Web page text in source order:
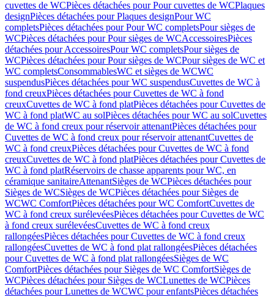
cuvettes de WCPièces détachées pour Pour cuvettes de WCPlaques
designPièces détachées pour Plaques designPour WC
completsPièces détachées pour Pour WC completsPour sièges de
WCPièces détachées pour Pour sièges de WCAccessoiresPièces
détachées pour AccessoiresPour WC completsPour sièges de
WCPièces détachées pour Pour sièges de WCPour sièges de WC et
WC completsConsommablesWC et sièges de WCWC
suspendusPièces détachées pour WC suspendusCuvettes de WC à
fond creuxPièces détachées pour Cuvettes de WC à fond
creuxCuvettes de WC à fond platPièces détachées pour Cuvettes de
WC à fond platWC au solPièces détachées pour WC au solCuvettes
de WC à fond creux pour réservoir attenantPièces détachées pour
Cuvettes de WC à fond creux pour réservoir attenantCuvettes de
WC à fond creuxPièces détachées pour Cuvettes de WC à fond
creuxCuvettes de WC à fond platPièces détachées pour Cuvettes de
WC à fond platRéservoirs de chasse apparents pour WC, en
céramique sanitaireAttenantSièges de WCPièces détachées pour
Sièges de WCSièges de WCPièces détachées pour Sièges de
WCWC ComfortPièces détachées pour WC ComfortCuvettes de
WC à fond creux surélevéesPièces détachées pour Cuvettes de WC
à fond creux surélevéesCuvettes de WC à fond creux
rallongéesPièces détachées pour Cuvettes de WC à fond creux
rallongéesCuvettes de WC à fond plat rallongéesPièces détachées
pour Cuvettes de WC à fond plat rallongéesSièges de WC
ComfortPièces détachées pour Sièges de WC ComfortSièges de
WCPièces détachées pour Sièges de WCLunettes de WCPièces
détachées pour Lunettes de WCWC pour enfantsPièces détachées